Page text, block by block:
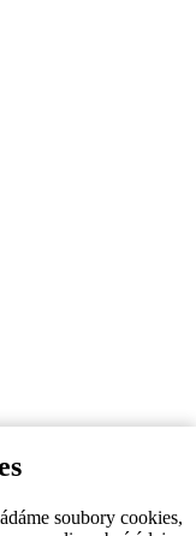
soubory cookies,